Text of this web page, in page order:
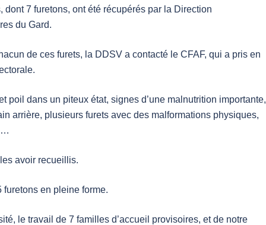
7 furetons, ont été récupérés par la Direction
du Gard.
de ces furets, la DDSV a contacté le CFAF, qui a pris en
poil dans un piteux état, signes d’une malnutrition importante,
arrière, plusieurs furets avec des malformations physiques,
avoir recueillis.
en pleine forme.
le travail de 7 familles d’accueil provisoires, et de notre